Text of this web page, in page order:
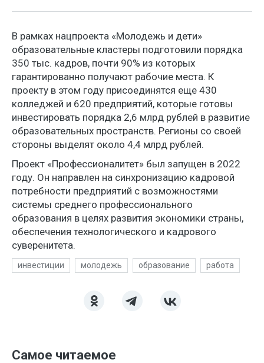
В рамках нацпроекта «Молодежь и дети»
образовательные кластеры подготовили порядка
350 тыс. кадров, почти 90% из которых
гарантированно получают рабочие места. К
проекту в этом году присоединятся еще 430
колледжей и 620 предприятий, которые готовы
инвестировать порядка 2,6 млрд рублей в развитие
образовательных пространств. Регионы со своей
стороны выделят около 4,4 млрд рублей.
Проект «Профессионалитет» был запущен в 2022
году. Он направлен на синхронизацию кадровой
потребности предприятий с возможностями
системы среднего профессионального
образования в целях развития экономики страны,
обеспечения технологического и кадрового
суверенитета.
инвестиции молодежь образование работа
Самое читаемое